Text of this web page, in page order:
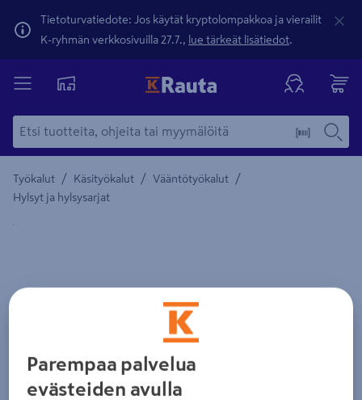
Tietoturvatiedote: Jos käytät kryptolompakkoa ja vierailit
K-ryhmän verkkosivuilla 27.7., lue tärkeät lisätiedot.
Työkalut / Käsityökalut / Vääntötyökalut /
Hylsyt ja hylsysarjat
Yksityiskohtainen kuvaus löytyy Tuotteen kuvaus -
Edellinen
Parempaa palvelua
evästeiden avulla